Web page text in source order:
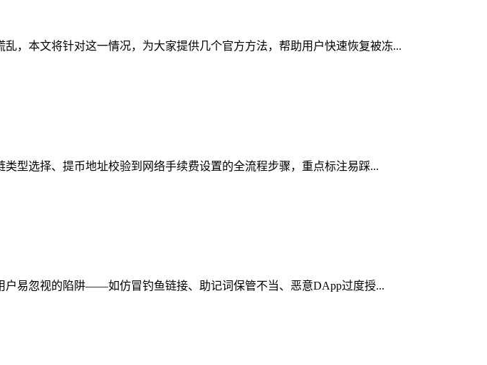
，本文将针对这一情况，为大家提供几个官方方法，帮助用户快速恢复被冻...
型选择、提币地址校验到网络手续费设置的全流程步骤，重点标注易踩...
户易忽视的陷阱——如仿冒钓鱼链接、助记词保管不当、恶意DApp过度授...